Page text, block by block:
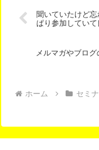
聞いていたけど
ぱり参加していて
メルマガやブロ
ホーム セミ